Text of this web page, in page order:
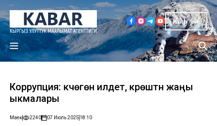
Кыр
Коррупция: күчөгөн илдет, күрөштүн жаңы
ыкмалары
Маек 2240 07 Июль 2025 18:10